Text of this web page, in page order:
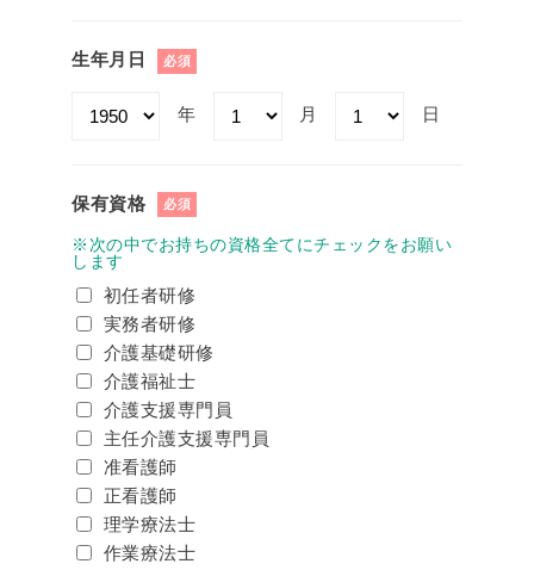
生年月日 必須
年 月 日
保有資格 必須
※次の中でお持ちの資格全てにチェックをお願い
します
初任者研修
実務者研修
介護基礎研修
介護福祉士
介護支援専門員
主任介護支援専門員
准看護師
正看護師
理学療法士
作業療法士